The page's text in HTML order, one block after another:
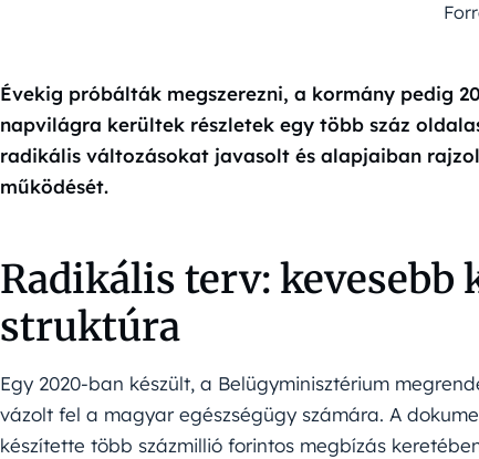
Évekig próbálták megszerezni, a kormány pedig
napvilágra kerültek részletek egy több száz
radikális változásokat javasolt és alapjaiban
működését.
Radikális terv: kevesebb
struktúra
Egy 2020-ban készült, a Belügyminisztérium
vázolt fel a magyar egészségügy számára. A
készítette több százmillió forintos megbízás